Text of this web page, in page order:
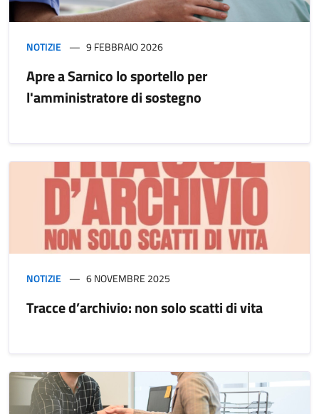
NOTIZIE 9 FEBBRAIO 2026
Apre a Sarnico lo sportello per
l'amministratore di sostegno
NOTIZIE 6 NOVEMBRE 2025
Tracce d’archivio: non solo scatti di vita